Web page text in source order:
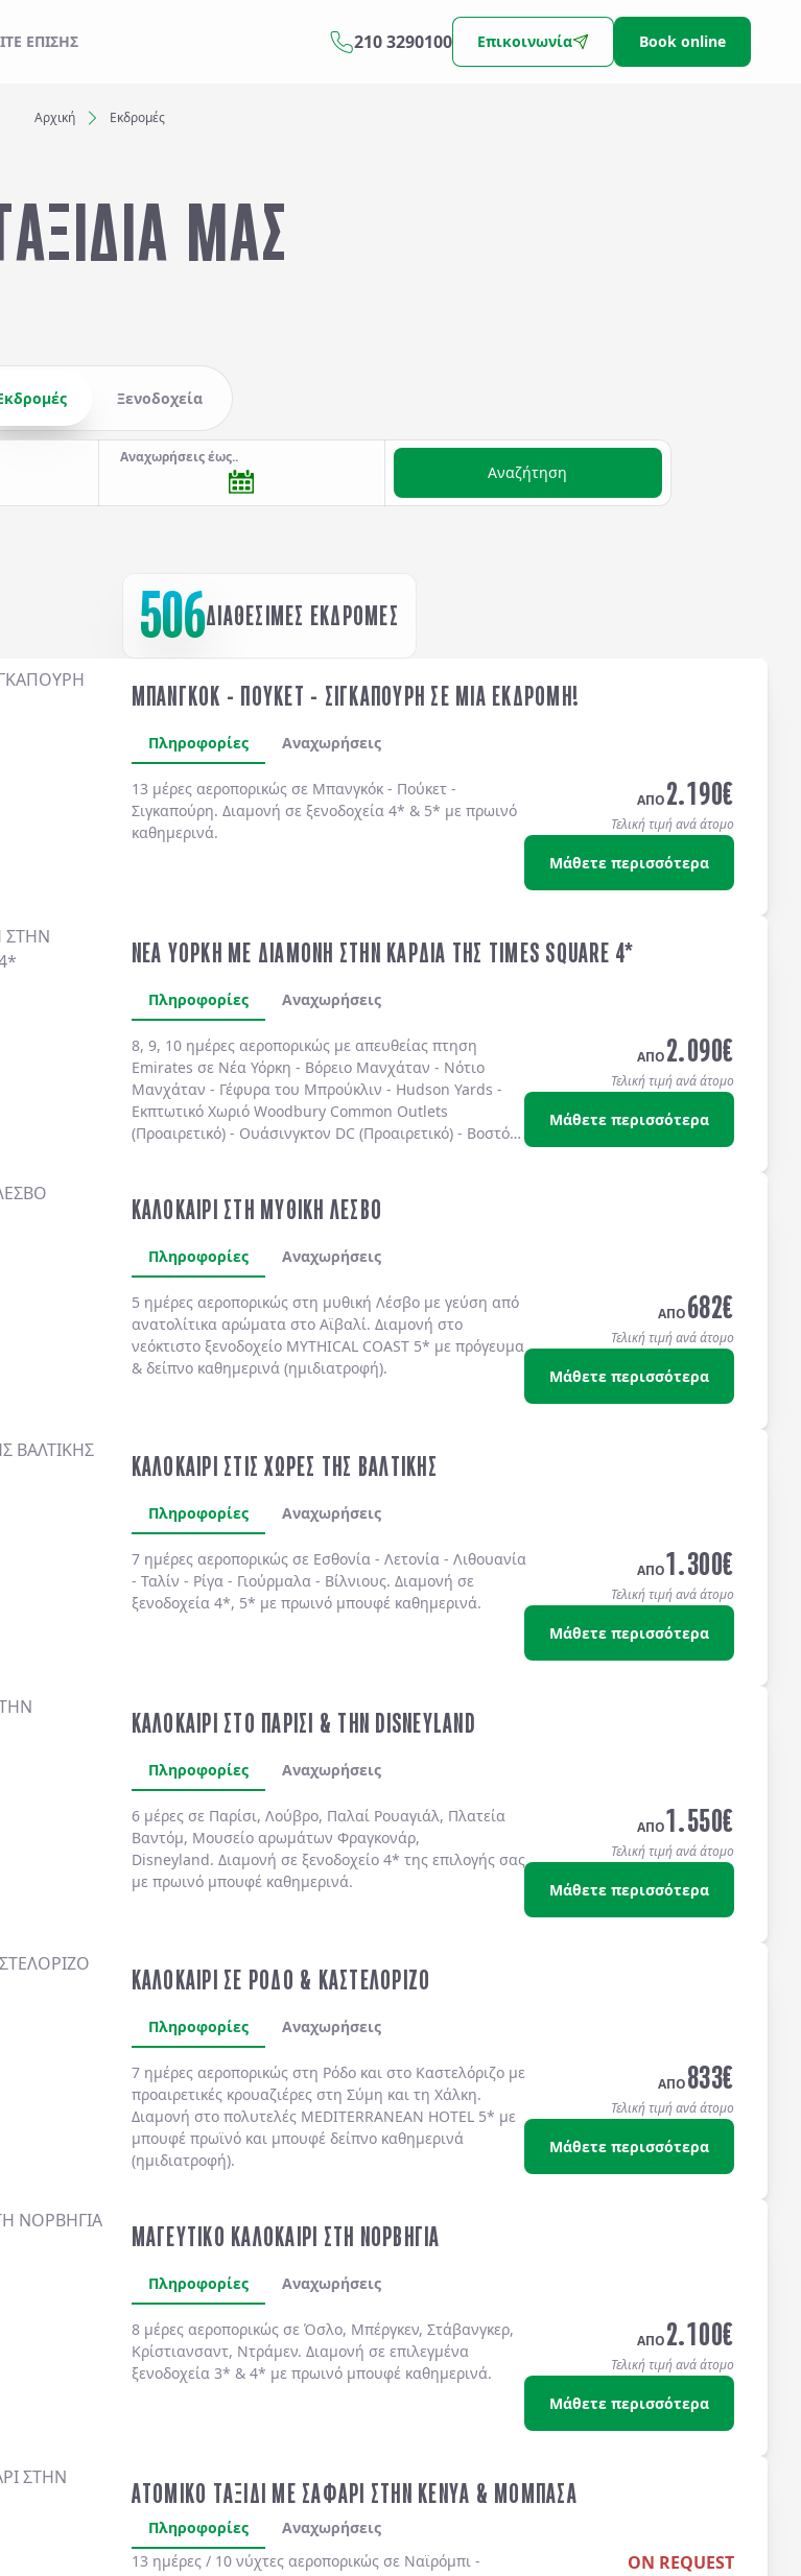
ΕΔΩ
Αναζήτηση
ΕΠΊΣΗΣ 210 3290100 Επικοινωνία Book online
Αρχική Εκδρομές
ΜΑΣ
Ξενοδοχεία
Αναχωρήσεις έως..
Αναζήτηση
506ΔΙΑΘΕΣΙΜΕΣ ΕΚΔΡΟΜΕΣ
ΜΠΑΝΓΚΟΚ - ΠΟΥΚΕΤ - ΣΙΓΚΑΠΟΥΡΗ ΣΕ ΜΙΑ ΕΚΔΡΟΜΗ!
Πληροφορίες Αναχωρήσεις
13 μέρες αεροπορικώς σε Μπανγκόκ - Πούκετ -
Σιγκαπούρη. Διαμονή σε ξενοδοχεία 4* & 5* με πρωινό
καθημερινά.
ΑΠΟ2.190€
Τελική τιμή ανά άτομο
Μάθετε περισσότερα
ΝΕΑ ΥΟΡΚΗ ΜΕ ΔΙΑΜΟΝΗ ΣΤΗΝ ΚΑΡΔΙΑ ΤΗΣ TIMES SQUARE 4*
Πληροφορίες Αναχωρήσεις
8, 9, 10 ημέρες αεροπορικώς με απευθείας πτηση
Emirates σε Νέα Υόρκη - Βόρειο Μανχάταν - Νότιο
Μανχάταν - Γέφυρα του Μπρούκλιν - Hudson Yards -
Εκπτωτικό Χωριό Woodbury Common Outlets
(Προαιρετικό)- Ουάσινγκτον DC (Προαιρετικό)- Βοστόνη
BY HILTON NEW YORK TIMES SQUARE 4*
SHELBURNE SONESTA 4*χωρίς πρωινό.
ΑΠΟ2.090€
Τελική τιμή ανά άτομο
Μάθετε περισσότερα
ΚΑΛΟΚΑΙΡΙ ΣΤΗ ΜΥΘΙΚΗ ΛΕΣΒΟ
Πληροφορίες Αναχωρήσεις
5 ημέρες αεροπορικώς στη μυθική Λέσβο με γεύση από
ανατολίτικα αρώματα στο Αϊβαλί. Διαμονή στο
νεόκτιστο ξενοδοχείο MYTHICAL COAST 5* με πρόγευμα
& δείπνοκαθημερινά (ημιδιατροφή).
ΑΠΟ682€
Τελική τιμή ανά άτομο
Μάθετε περισσότερα
ΚΑΛΟΚΑΙΡΙ ΣΤΙΣ ΧΩΡΕΣ ΤΗΣ ΒΑΛΤΙΚΗΣ
Πληροφορίες Αναχωρήσεις
7 ημέρες αεροπορικώς σε Εσθονία - Λετονία - Λιθουανία
- Ταλίν - Ρίγα - Γιούρμαλα - Βίλνιους. Διαμονή σε
ξενοδοχεία 4*, 5* με πρωινό μπουφέ καθημερινά.
ΑΠΟ1.300€
Τελική τιμή ανά άτομο
Μάθετε περισσότερα
ΚΑΛΟΚΑΙΡΙ ΣΤΟ ΠΑΡΙΣΙ & ΤΗΝ DISNEYLAND
Πληροφορίες Αναχωρήσεις
6 μέρες σε Παρίσι, Λούβρο, Παλαί Ρουαγιάλ, Πλατεία
Βαντόμ, Μουσείο αρωμάτων Φραγκονάρ,
Disneyland. Διαμονή σε ξενοδοχείo 4* της επιλογής σας
με πρωινό μπουφέ καθημερινά.
ΑΠΟ1.550€
Τελική τιμή ανά άτομο
Μάθετε περισσότερα
ΚΑΛΟΚΑΙΡΙ ΣΕ ΡΟΔΟ & ΚΑΣΤΕΛΟΡΙΖΟ
Πληροφορίες Αναχωρήσεις
7 ημέρες αεροπορικώς στη Ρόδο και στο Καστελόριζο με
προαιρετικές κρουαζιέρες στη Σύμη και τη Χάλκη.
Διαμονή στο πολυτελές MEDITERRANEAN HOTEL 5* με
μπουφέ πρωϊνό και μπουφέ δείπνο καθημερινά
(ημιδιατροφή).
ΑΠΟ833€
Τελική τιμή ανά άτομο
Μάθετε περισσότερα
ΜΑΓΕΥΤΙΚΟ ΚΑΛΟΚΑΙΡΙ ΣΤΗ ΝΟΡΒΗΓΙΑ
Πληροφορίες Αναχωρήσεις
8 μέρες αεροπορικώς σε Όσλο, Μπέργκεν, Στάβανγκερ,
Κρίστιανσαντ, Ντράμεν. Διαμονή σε επιλεγμένα
ξενοδοχεία 3* & 4* με πρωινό μπουφέ καθημερινά.
ΑΠΟ2.100€
Τελική τιμή ανά άτομο
Μάθετε περισσότερα
ΑΤΟΜΙΚΟ ΤΑΞΙΔΙ ΜΕ ΣΑΦΑΡΙ ΣΤΗΝ ΚΕΝΥΑ & ΜΟΜΠΑΣΑ
Πληροφορίες
Αναχωρήσεις
13 ημέρες / 10 νύχτες αεροπορικώς σε Ναϊρόμπι -
ON REQUEST